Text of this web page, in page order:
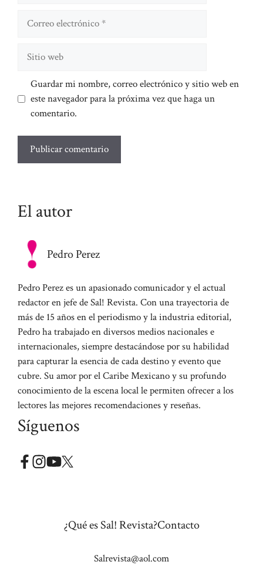
electrónico
web
Guardar mi nombre, correo electrónico y sitio web en
este navegador para la próxima vez que haga un
comentario.
El autor
Pedro Perez
Pedro Perez es un apasionado comunicador y el actual
redactor en jefe de Sal! Revista. Con una trayectoria de
más de 15 años en el periodismo y la industria editorial,
Pedro ha trabajado en diversos medios nacionales e
internacionales, siempre destacándose por su habilidad
para capturar la esencia de cada destino y evento que
cubre. Su amor por el Caribe Mexicano y su profundo
conocimiento de la escena local le permiten ofrecer a los
lectores las mejores recomendaciones y reseñas.
Síguenos
¿Qué es Sal! Revista?Contacto
Salrevista@aol.com